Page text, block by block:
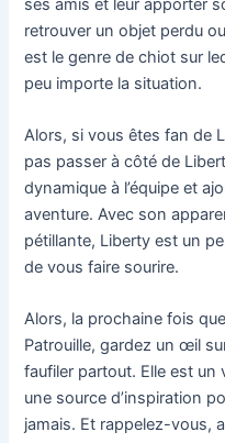
ses amis et leur apporter
retrouver un objet perdu
est le genre de chiot sur
peu importe la situation.
Alors, si vous êtes fan de
pas passer à côté de
dynamique à l’équipe et
aventure. Avec son
pétillante, Liberty est un
de vous faire sourire.
Alors, la prochaine fois
Patrouille, gardez un œil
faufiler partout. Elle est un
une source d’inspiration
jamais. Et rappelez-vous,